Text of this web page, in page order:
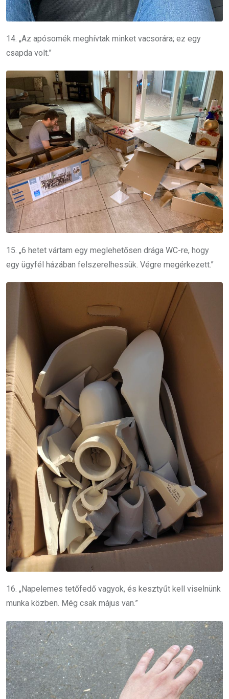
14. „Az apósomék meghívtak minket vacsorára; ez egy
csapda volt.”
15. „6 hetet vártam egy meglehetősen drága WC-re, hogy
egy ügyfél házában felszerelhessük. Végre megérkezett.”
16. „Napelemes tetőfedő vagyok, és kesztyűt kell viselnünk
munka közben. Még csak május van.”